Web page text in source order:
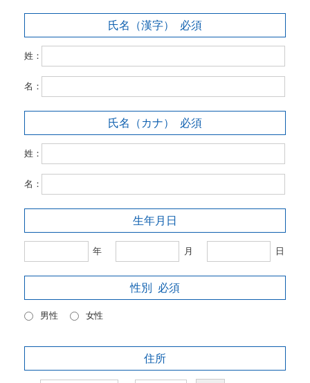
氏名（漢字） 必須
姓：
名：
氏名（カナ） 必須
姓：
名：
生年月日
年 月 日
性別 必須
男性 女性
住所